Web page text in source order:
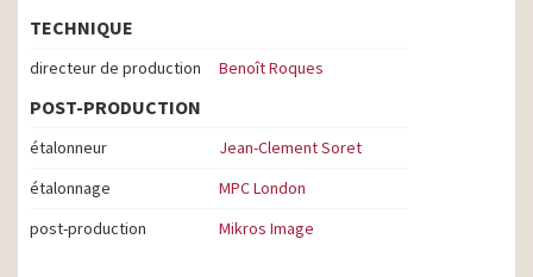
TECHNIQUE
directeur de production Benoît Roques
POST-PRODUCTION
étalonneur
Jean-Clement Soret
étalonnage
MPC London
post-production
Mikros Image